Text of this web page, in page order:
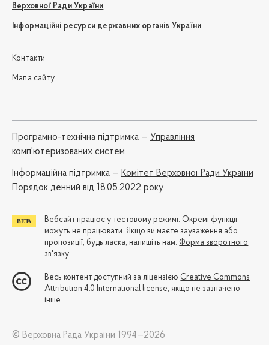
Верховної Ради України
Інформаційні ресурси державних органів України
Контакти
Мапа сайту
Програмно-технічна підтримка — Управління
комп'ютеризованих систем
Iнформаційна підтримка — Комітет Верховної Ради України
Порядок денний від 18.05.2022 року
Вебсайт працює у тестовому режимі. Окремі функції
можуть не працювати. Якщо ви маєте зауваження або
пропозиції, будь ласка, напишіть нам: Форма зворотного
зв'язку
Весь контент доступний за ліцензією Creative Commons
Attribution 4.0 International license, якщо не зазначено
інше
© Верховна Рада України 1994—2026